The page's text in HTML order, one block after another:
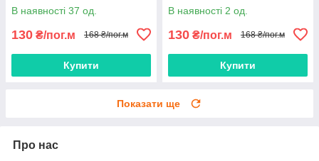
В наявності 37 од.
130 ₴/пог.м 168 ₴/пог.м
Купити
В наявності 2 од.
130 ₴/пог.м 168 ₴/пог.м
Купити
Показати ще
Про нас